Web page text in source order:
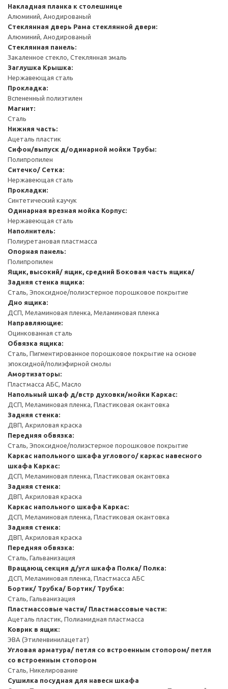
Накладная планка к столешнице
Алюминий, Анодированый
Стеклянная дверь Рама стеклянной двери:
Алюминий, Анодированый
Стеклянная панель:
Закаленное стекло, Стеклянная эмаль
Заглушка Крышка:
Нержавеющая сталь
Прокладка:
Вспененный полиэтилен
Магнит:
Сталь
Нижняя часть:
Ацеталь пластик
Сифон/выпуск д/одинарной мойки Трубы:
Полипропилен
Ситечко/ Сетка:
Нержавеющая сталь
Прокладки:
Синтетический каучук
Одинарная врезная мойка Корпус:
Нержавеющая сталь
Наполнитель:
Полиуретановая пластмасса
Опорная панель:
Полипропилен
Ящик, высокий/ ящик, средний Боковая часть ящика/
Задняя стенка ящика:
Сталь, Эпоксидное/полиэстерное порошковое покрытие
Дно ящика:
ДСП, Меламиновая пленка, Меламиновая пленка
Направляющие:
Оцинкованная сталь
Обвязка ящика:
Сталь, Пигментированное порошковое покрытие на основе
эпоксидной/полиэфирной смолы
Амортизаторы:
Пластмасса АБС, Масло
Напольный шкаф д/встр духовки/мойки Каркас:
ДСП, Меламиновая пленка, Пластиковая окантовка
Задняя стенка:
ДВП, Акриловая краска
Передняя обвязка:
Сталь, Эпоксидное/полиэстерное порошковое покрытие
Каркас напольного шкафа углового/ каркас навесного
шкафа Каркас:
ДСП, Меламиновая пленка, Пластиковая окантовка
Задняя стенка:
ДВП, Акриловая краска
Каркас напольного шкафа Каркас:
ДСП, Меламиновая пленка, Пластиковая окантовка
Задняя стенка:
ДВП, Акриловая краска
Передняя обвязка:
Сталь, Гальванизация
Вращающ секция д/угл шкафа Полка/ Полка:
ДСП, Меламиновая пленка, Пластмасса АБС
Бортик/ Трубка/ Бортик/ Трубка:
Сталь, Гальванизация
Пластмассовые части/ Пластмассовые части:
Ацеталь пластик, Полиамидная пластмасса
Коврик в ящик:
ЭВА (Этиленвинилацетат)
Угловая арматура/ петля со встроенным стопором/ петля
со встроенным стопором
Сталь, Никелирование
Сушилка посудная для навесн шкафа